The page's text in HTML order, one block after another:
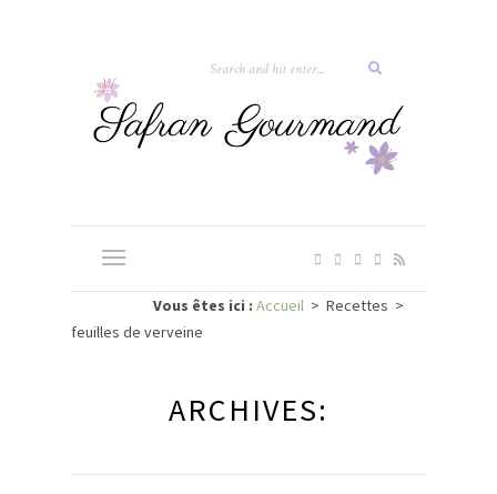
Vous êtes ici : Accueil >Recettes >
feuilles de verveine
ARCHIVES: